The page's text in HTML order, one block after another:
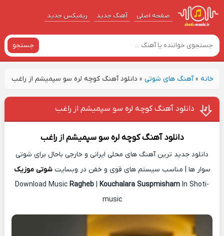
صفحه اصلی آهنگ‌ جدید ریمیکس جدید
جستجو
خانه»آهنگ های شوتی» دانلود آهنگ کوچه لره سو سپمیشم از راغب
دانلود آهنگ کوچه لره سو سپمیشم از راغب
دانلود آهنگ کوچه لره سو سپمیشمازراغب
دانلود جدید ترین آهنگ های محلی ایرانی و خارجی باحال برای شوتی
سوار ها | مناسب سیستم های قوی و خفن در وبسایتشوتی موزیک
Download Music Ragheb Kouchalara Suspmisham In Shoti-
music